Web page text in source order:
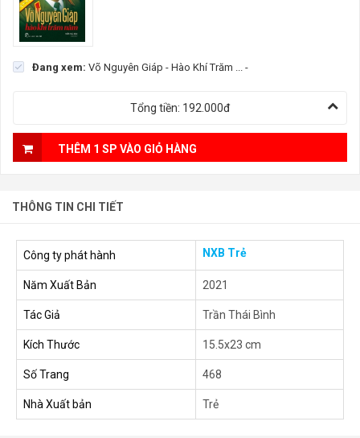
Đang xem: Võ Nguyên Giáp - Hào Khí Trăm ... -
Tổng tiền: 192.000đ
THÊM 1 SP VÀO GIỎ HÀNG
THÔNG TIN CHI TIẾT
Công ty phát hành NXB Trẻ
Năm Xuất Bản 2021
Tác Giả Trần Thái Bình
Kích Thước 15.5x23 cm
Số Trang 468
Nhà Xuất bản Trẻ